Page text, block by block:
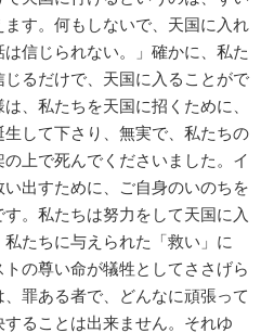
す。何もしないで、天国に入れ
信じられない。」確かに、私た
るだけで、天国に入ることがで
、私たちを天国に招くために、
して下さり、無実で、私たちの
上で死んでくださいました。イ
出すために、ご自身のいのちを
。私たちは努力をして天国に入
たちに与えられた「救い」に
の尊い命が犠牲としてささげら
罪ある者で、どんなに頑張って
ることは出来ません。それゆ